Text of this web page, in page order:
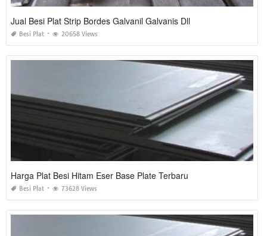
Jual Besi Plat Strip Bordes Galvanil Galvanis Dll
Besi Plat 20658 Views
Harga Plat Besi Hitam Eser Base Plate Terbaru
Besi Plat 73628 Views